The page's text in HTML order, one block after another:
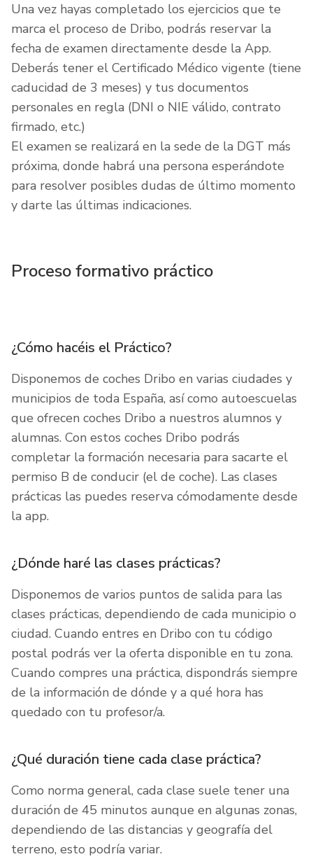
Una vez hayas completado los ejercicios que te
marca el proceso de Dribo, podrás reservar la
fecha de examen directamente desde la App.
Deberás tener el Certificado Médico vigente (tiene
caducidad de 3 meses) y tus documentos
personales en regla (DNI o NIE válido, contrato
firmado, etc.)
El examen se realizará en la sede de la DGT más
próxima, donde habrá una persona esperándote
para resolver posibles dudas de último momento
y darte las últimas indicaciones.
Proceso formativo práctico
¿Cómo hacéis el Práctico?
Disponemos de coches Dribo en varias ciudades y
municipios de toda España, así como autoescuelas
que ofrecen coches Dribo a nuestros alumnos y
alumnas. Con estos coches Dribo podrás
completar la formación necesaria para sacarte el
permiso B de conducir (el de coche). Las clases
prácticas las puedes reserva cómodamente desde
la app.
¿Dónde haré las clases prácticas?
Disponemos de varios puntos de salida para las
clases prácticas, dependiendo de cada municipio o
ciudad. Cuando entres en Dribo con tu código
postal podrás ver la oferta disponible en tu zona.
Cuando compres una práctica, dispondrás siempre
de la información de dónde y a qué hora has
quedado con tu profesor/a.
¿Qué duración tiene cada clase práctica?
Como norma general, cada clase suele tener una
duración de 45 minutos aunque en algunas zonas,
dependiendo de las distancias y geografía del
terreno, esto podría variar.